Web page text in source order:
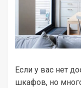
Если у вас нет
шкафов, но